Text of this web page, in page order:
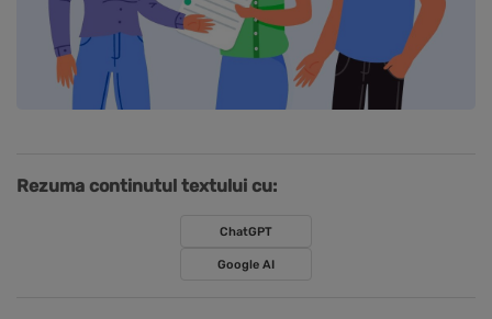
Rezuma continutul textului cu:
ChatGPT
Google AI